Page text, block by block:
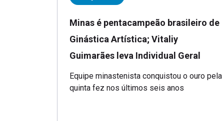
Minas é pentacampeão brasileiro de
Ginástica Artística; Vitaliy
Guimarães leva Individual Geral
Equipe minastenista conquistou o ouro pela
quinta fez nos últimos seis anos